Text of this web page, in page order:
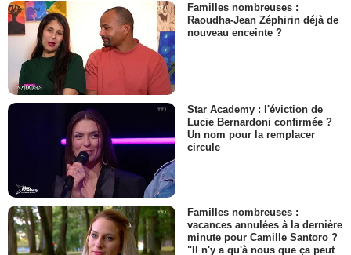
Familles nombreuses :
Raoudha-Jean Zéphirin déjà de
nouveau enceinte ?
Star Academy : l'éviction de
Lucie Bernardoni confirmée ?
Un nom pour la remplacer
circule
Familles nombreuses :
vacances annulées à la dernière
minute pour Camille Santoro ?
"Il n'y a qu'à nous que ça peut